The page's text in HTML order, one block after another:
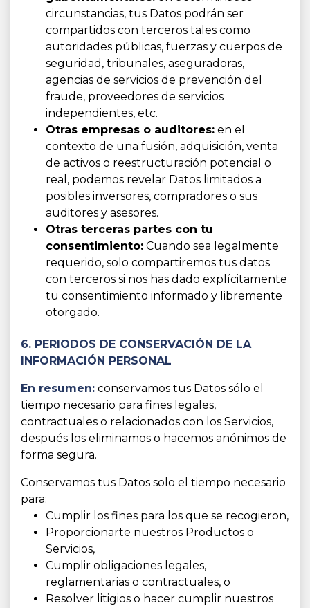
circunstancias, tus Datos podrán ser
compartidos con terceros tales como
autoridades públicas, fuerzas y cuerpos de
seguridad, tribunales, aseguradoras,
agencias de servicios de prevención del
fraude, proveedores de servicios
independientes, etc.
Otras empresas o auditores: en el
contexto de una fusión, adquisición, venta
de activos o reestructuración potencial o
real, podemos revelar Datos limitados a
posibles inversores, compradores o sus
auditores y asesores.
Otras terceras partes con tu
consentimiento: Cuando sea legalmente
requerido, solo compartiremos tus datos
con terceros si nos has dado explícitamente
tu consentimiento informado y libremente
otorgado.
6. PERIODOS DE CONSERVACIÓN DE LA
INFORMACIÓN PERSONAL
En resumen: conservamos tus Datos sólo el
tiempo necesario para fines legales,
contractuales o relacionados con los Servicios,
después los eliminamos o hacemos anónimos de
forma segura.
Conservamos tus Datos solo el tiempo necesario
para:
Cumplir los fines para los que se recogieron,
Proporcionarte nuestros Productos o
Servicios,
Cumplir obligaciones legales,
reglamentarias o contractuales, o
Resolver litigios o hacer cumplir nuestros